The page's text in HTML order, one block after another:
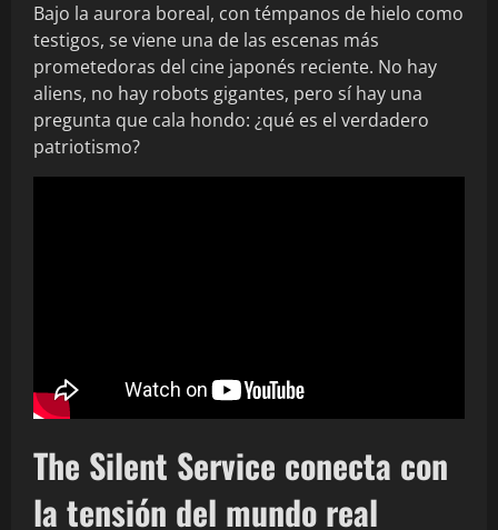
Bajo la aurora boreal, con témpanos de hielo como
testigos, se viene una de las escenas más
prometedoras del cine japonés reciente. No hay
aliens, no hay robots gigantes, pero sí hay una
pregunta que cala hondo: ¿qué es el verdadero
patriotismo?
The Silent Service conecta con
la tensión del mundo real